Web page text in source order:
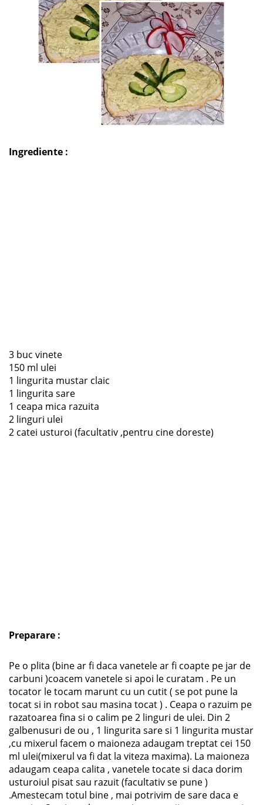
Ingrediente :
3 buc vinete
150 ml ulei
1 lingurita mustar claic
1 lingurita sare
1 ceapa mica razuita
2 linguri ulei
2 catei usturoi (facultativ ,pentru cine doreste)
Preparare :
Pe o plita (bine ar fi daca vanetele ar fi coapte pe jar de
carbuni )coacem vanetele si apoi le curatam . Pe un
tocator le tocam marunt cu un cutit ( se pot pune la
tocat si in robot sau masina tocat ) . Ceapa o razuim pe
razatoarea fina si o calim pe 2 linguri de ulei. Din 2
galbenusuri de ou , 1 lingurita sare si 1 lingurita mustar
,cu mixerul facem o maioneza adaugam treptat cei 150
ml ulei(mixerul va fi dat la viteza maxima). La maioneza
adaugam ceapa calita , vanetele tocate si daca dorim
usturoiul pisat sau razuit (facultativ se pune )
.Amestecam totul bine , mai potrivim de sare daca e